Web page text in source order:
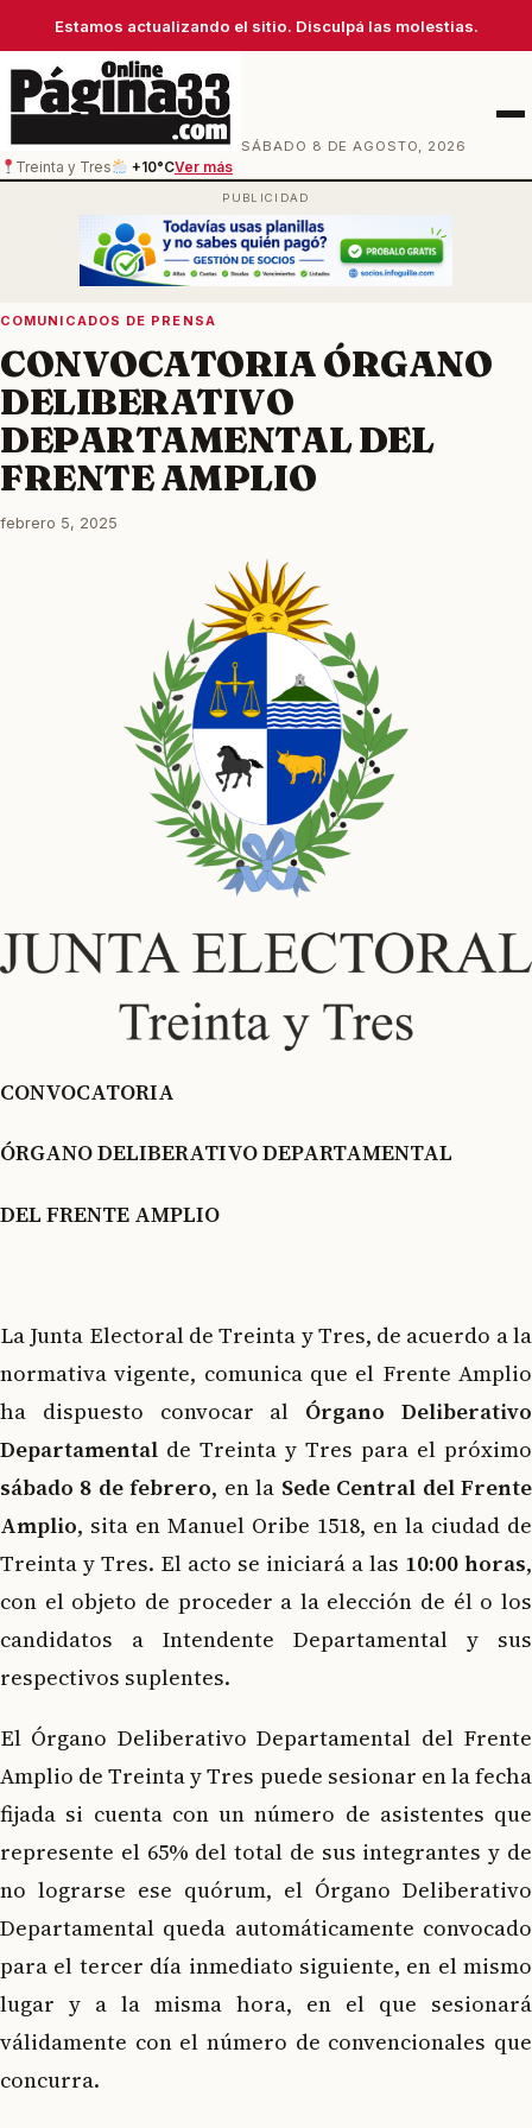
Estamos actualizando el sitio. Disculpá las molestias.
SÁBADO 8 DE AGOSTO, 2026
Treinta y Tres
+10°CVer más
Menú
COMUNICADOS DE PRENSA
CONVOCATORIA ÓRGANO
DELIBERATIVO
DEPARTAMENTAL DEL
FRENTE AMPLIO
febrero 5, 2025
CONVOCATORIA
ÓRGANO DELIBERATIVO DEPARTAMENTAL
DEL FRENTE AMPLIO
La Junta Electoral de Treinta y Tres, de acuerdo a la
normativa vigente, comunica que el Frente Amplio
ha dispuesto convocar al Órgano Deliberativo
Departamental de Treinta y Tres para el próximo
sábado 8 de febrero, en la Sede Central del Frente
Amplio, sita en Manuel Oribe 1518, en la ciudad de
Treinta y Tres. El acto se iniciará a las 10:00 horas,
con el objeto de proceder a la elección de él o los
candidatos a Intendente Departamental y sus
respectivos suplentes.
El Órgano Deliberativo Departamental del Frente
Amplio de Treinta y Tres puede sesionar en la fecha
fijada si cuenta con un número de asistentes que
represente el 65% del total de sus integrantes y de
no lograrse ese quórum, el Órgano Deliberativo
Departamental queda automáticamente convocado
para el tercer día inmediato siguiente, en el mismo
lugar y a la misma hora, en el que sesionará
válidamente con el número de convencionales que
concurra.